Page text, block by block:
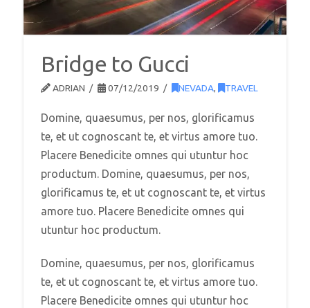
Bridge to Gucci
ADRIAN 07/12/2019 NEVADA, TRAVEL
Domine, quaesumus, per nos, glorificamus
te, et ut cognoscant te, et virtus amore tuo.
Placere Benedicite omnes qui utuntur hoc
productum. Domine, quaesumus, per nos,
glorificamus te, et ut cognoscant te, et virtus
amore tuo. Placere Benedicite omnes qui
utuntur hoc productum.
Domine, quaesumus, per nos, glorificamus
te, et ut cognoscant te, et virtus amore tuo.
Placere Benedicite omnes qui utuntur hoc